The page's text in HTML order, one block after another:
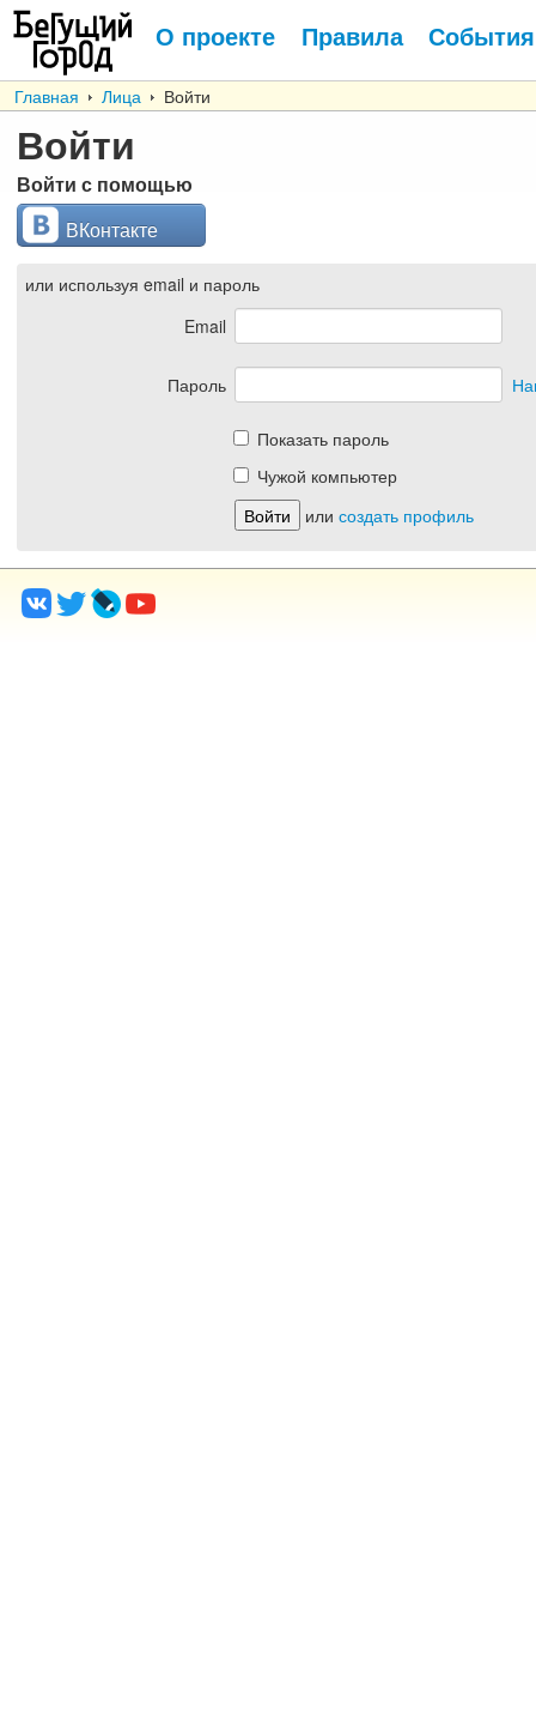
О проекте Правила События
Главная Лица Войти
Войти
Войти с помощью
ВКонтакте
или используя email и пароль
Email
Пароль
Показать пароль
Чужой компьютер
или создать профиль